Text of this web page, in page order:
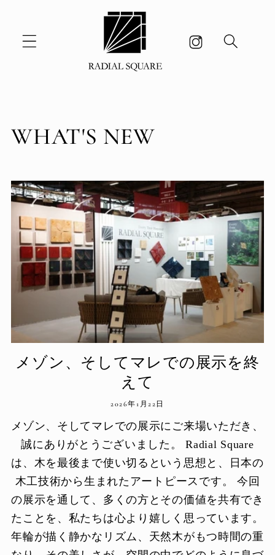
WHAT'S NEW
メゾン、そしてマレでの展示を終
えて
2026年1月22日
メゾン、そしてマレでの展示にご来場いただき、
誠にありがとうございました。 Radial Square
は、木を最後まで使い切るという思想と、日本の
木工技術から生まれたアートピースです。 今回
の展示を通して、多くの方とその価値を共有でき
たことを、私たちは心より嬉しく思っています。
年輪が描く静かなリズム、天然木がもつ時間の重